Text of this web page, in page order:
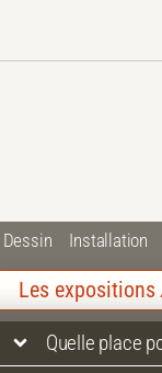
Dessin Installation
Les expositions
Quelle place